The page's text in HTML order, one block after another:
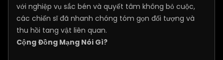
với nghiệp vụ sắc bén và quyết tâm không bỏ cuộc,
các chiến sĩ đã nhanh chóng tóm gọn đối tượng và
thu hồi tang vật liên quan.
Cộng Đồng Mạng Nói Gì?